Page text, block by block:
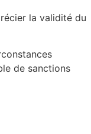
la validité du
de sanctions